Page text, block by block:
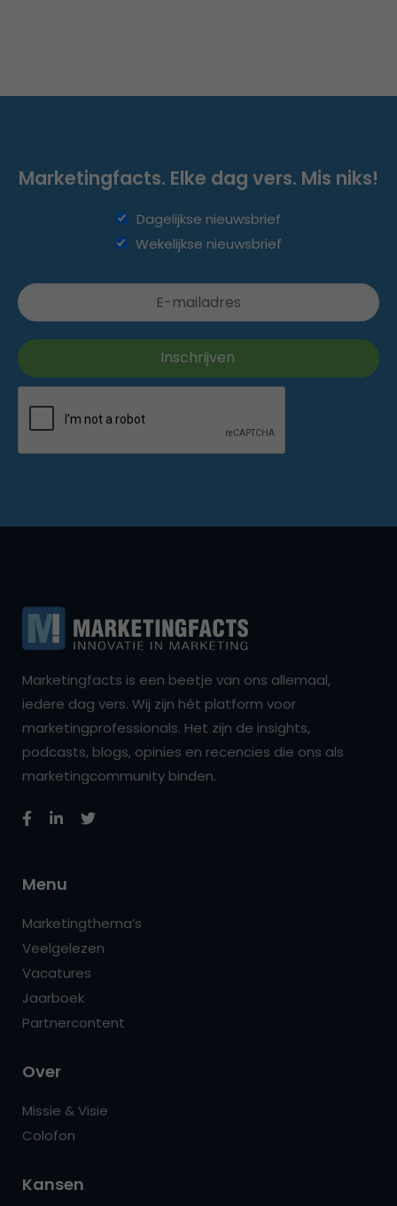
Marketingfacts. Elke dag vers. Mis niks!
Dagelijkse nieuwsbrief
Wekelijkse nieuwsbrief
Marketingfacts is een beetje van ons allemaal,
iedere dag vers. Wij zijn hét platform voor
marketingprofessionals. Het zijn de insights,
podcasts, blogs, opinies en recencies die ons als
marketingcommunity binden.
Menu
Marketingthema’s
Veelgelezen
Vacatures
Jaarboek
Partnercontent
Over
Missie & Visie
Colofon
Kansen